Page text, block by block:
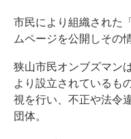
市民により組織された
ムページを公開しその
狭山市民オンブズマン
より設立されているも
視を行い、不正や法令
団体。